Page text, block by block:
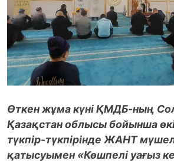
Өткен жұма күні ҚМДБ-ның
Қазақстан облысы бойынша
түкпір-түкпірінде ЖАНТ
қатысуымен «Көшпелі уағыз